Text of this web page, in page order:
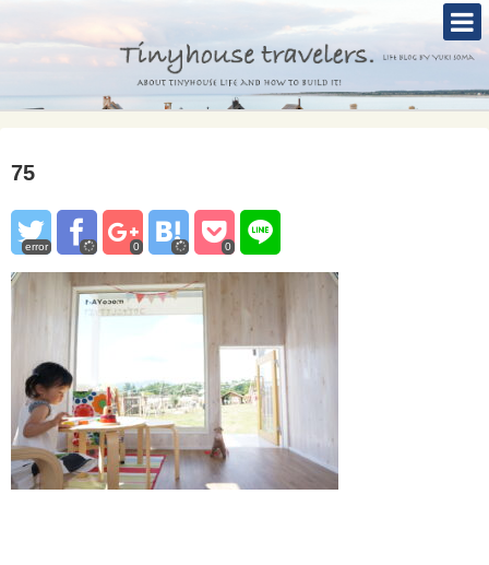
75
error 0 0
ABOUT
セルフビルド
BLOG
CONTACT
Mole &Otter`s Tinyhouse Hotel